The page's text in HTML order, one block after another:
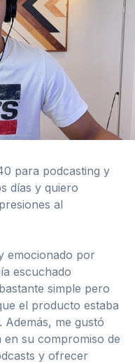
para podcasting y
días y quiero
al
emocionado por
escuchado
simple pero
el producto estaba
me gustó
en su compromiso de
y ofrecer